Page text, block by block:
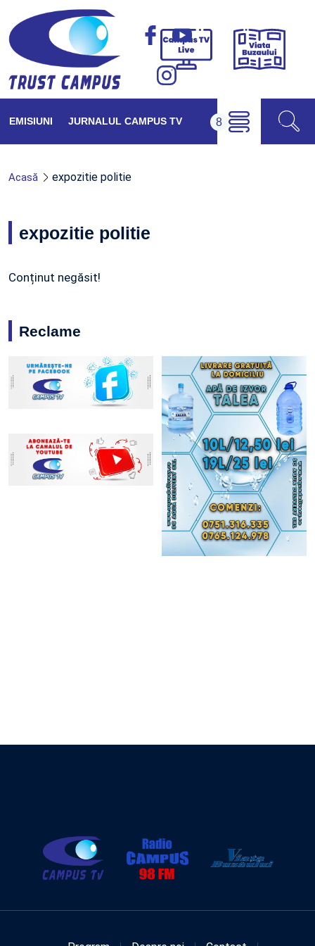
Campus
Viața
EMISIUNI JURNALUL CAMPUS TV
Acasă expozitie politie
expozitie politie
Conținut negăsit!
Reclame